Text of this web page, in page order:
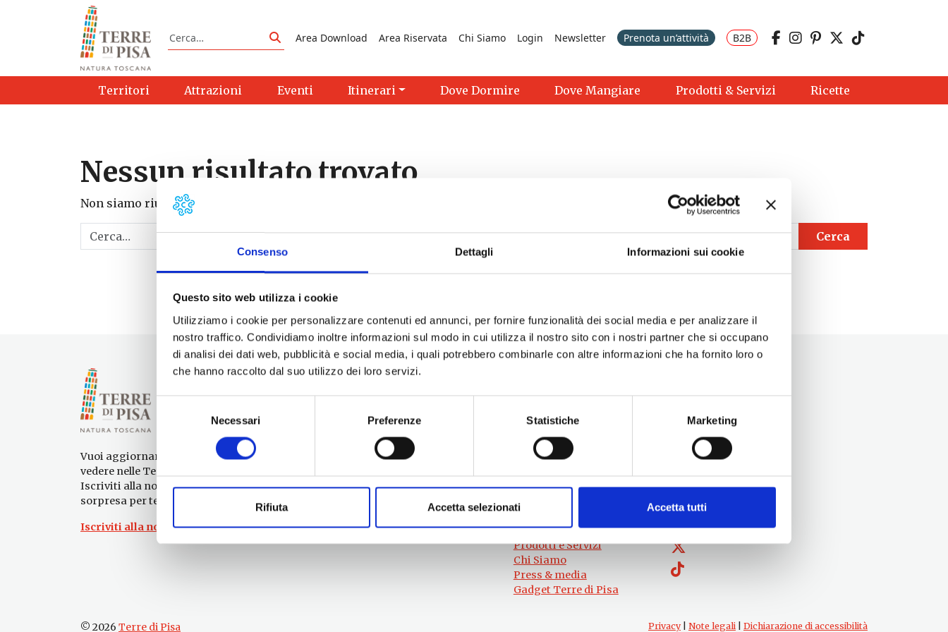
Consenso Dettagli Informazioni sui cookie
Questo sito web utilizza i cookie
Utilizziamo i cookie per personalizzare contenuti ed annunci, per fornire funzionalità dei social media e per analizzare il
nostro traffico. Condividiamo inoltre informazioni sul modo in cui utilizza il nostro sito con i nostri partner che si occupano
di analisi dei dati web, pubblicità e social media, i quali potrebbero combinarle con altre informazioni che ha fornito loro o
che hanno raccolto dal suo utilizzo dei loro servizi.
Necessari Preferenze Statistiche Marketing
Rifiuta Accetta selezionati Accetta tutti
Vai al contenuto
Cerca
Cerca
Area Download Area Riservata Chi Siamo Login Newsletter Prenota un’attività B2B
Territori Attrazioni Eventi Itinerari Dove Dormire Dove Mangiare Prodotti & Servizi Ricette
Nessun risultato trovato
Non siamo riusciti a trovare quello che stai cercando. Forse la ricerca ti può aiutare.
Cerca
Vuoi aggiornamenti su cosa fare e cosa
vedere nelle Terre di Pisa?
Iscriviti alla nostra newsletter! Subito una
sorpresa per te!
Iscriviti alla nostra Newsletter!
Per informazioni
Servizio Promozione e Sviluppo delle
Imprese
Ufficio Internazionalizzazione,
#lemieTerrediPisa
Territori
Eventi
Itinerari
Attrazioni
Prodotti e Servizi
Chi Siamo
Press & media
Gadget Terre di Pisa
Seguici su
© 2026 Terre di Pisa Privacy| Note legali Dichiarazione di accessibilità